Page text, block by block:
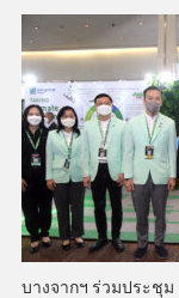
บางจากฯ ร่วมประชุม